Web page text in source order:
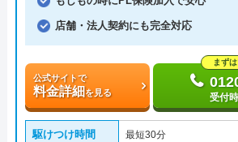
店舗・法人契約にも完全対応
公式サイトで
料金詳細を見る
まず
受付
駆けつけ時間 最短30分